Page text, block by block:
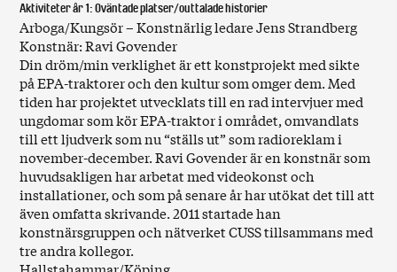
Aktiviteter år 1: Oväntade platser/outtalade historier
Arboga/Kungsör – Konstnärlig ledare Jens Strandberg
Konstnär: Ravi Govender
Din dröm/min verklighet är ett konstprojekt med sikte
på EPA-traktorer och den kultur som omger dem. Med
tiden har projektet utvecklats till en rad intervjuer med
ungdomar som kör EPA-traktor i området, omvandlats
till ett ljudverk som nu “ställs ut” som radioreklam i
november-december. Ravi Govender är en konstnär som
huvudsakligen har arbetat med videokonst och
installationer, och som på senare år har utökat det till att
även omfatta skrivande. 2011 startade han
konstnärsgruppen och nätverket CUSS tillsammans med
tre andra kollegor.